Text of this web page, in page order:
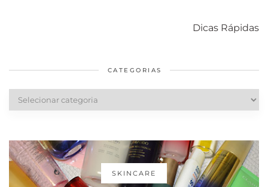
Dicas Rápidas
diários
cabelos
CATEGORIAS
SKINCARE